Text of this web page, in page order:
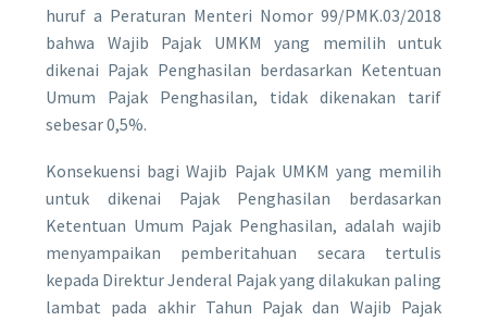
huruf a Peraturan Menteri Nomor 99/PMK.03/2018
bahwa Wajib Pajak UMKM yang memilih untuk
dikenai Pajak Penghasilan berdasarkan Ketentuan
Umum Pajak Penghasilan, tidak dikenakan tarif
sebesar 0,5%.
Konsekuensi bagi Wajib Pajak UMKM yang memilih
untuk dikenai Pajak Penghasilan berdasarkan
Ketentuan Umum Pajak Penghasilan, adalah wajib
menyampaikan pemberitahuan secara tertulis
kepada Direktur Jenderal Pajak yang dilakukan paling
lambat pada akhir Tahun Pajak dan Wajib Pajak